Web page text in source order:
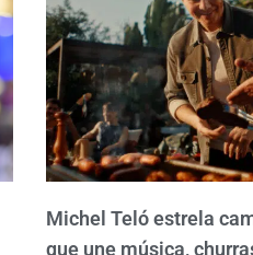
Michel Teló estrela
que une música,